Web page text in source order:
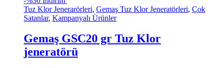
Tuz Klor Jenerarörleri, Gemaş Tuz Klor Jeneratörleri, Çok
Satanlar, Kampanyalı Ürünler
Gemaş GSC20 gr Tuz Klor
jeneratörü